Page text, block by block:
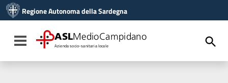
Vai al menu di navigazione
Vai al footer
Regione Autonoma della Sardegna
Toggle navigation
ASLMedioCampidano
Azienda socio-sanitaria locale